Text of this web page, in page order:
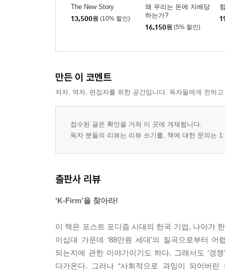
The New Story
13,500원 (10% 할인)
왜 우리는 돈에 지배당
하는가?
16,150원 (5% 할인)
만든 이 코멘트
저자, 역자, 편집자를 위한 공간입니다. 독자들에게 전하
접수된 글은 확인을 거쳐 이 곳에 게재됩니다.
독자 분들의 리뷰는 리뷰 쓰기를, 책에 대한 문의는
출판사 리뷰
‘K-Firm’을 찾아라!
이 책은 포스트 포디즘 시대의 한국 기업, 나아가
이십대 가운데 ‘88만원 세대’의 질곡으로부터
되는지에 관한 이야기이기도 하다. 그래서도 ‘경
다가온다. 그러나 “사회적으로 과잉이 되어버